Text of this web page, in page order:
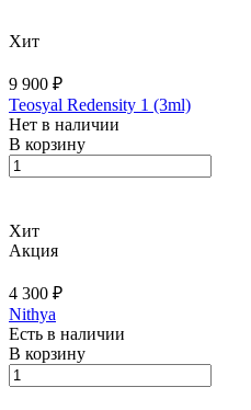
Хит
9 900 ₽
Teosyal Redensity 1 (3ml)
Нет в наличии
В корзину
Хит
Акция
4 300 ₽
Nithya
Есть в наличии
В корзину